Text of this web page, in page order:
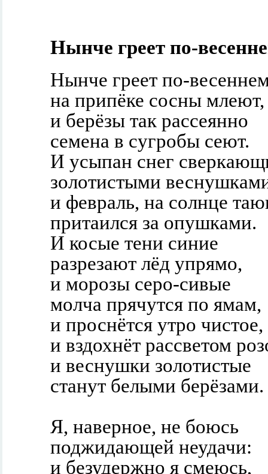
Нынче греет по-
Нынче греет по-
на припёке сосны млеют,
и берёзы так рассеянно
семена в сугробы сеют.
И усыпан снег
золотистыми
и февраль, на солнце
притаился за опушками.
И косые тени синие
разрезают лёд упрямо,
и морозы серо-сивые
молча прячутся по ямам,
и проснётся утро чистое,
и вздохнёт рассветом
и веснушки золотистые
станут белыми берёзами.
Я, наверное, не боюсь
поджидающей неудачи:
и безудержно я смеюсь,